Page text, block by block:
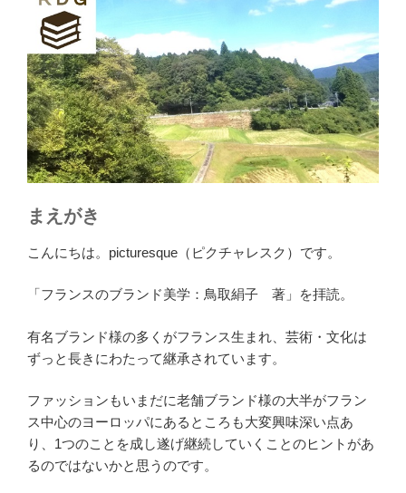
まえがき
こんにちは。picturesque（ピクチャレスク）です。
「フランスのブランド美学：鳥取絹子 著」を拝読。
有名ブランド様の多くがフランス生まれ、芸術・文化は
ずっと長きにわたって継承されています。
ファッションもいまだに老舗ブランド様の大半がフラン
ス中心のヨーロッパにあるところも大変興味深い点あ
り、1つのことを成し遂げ継続していくことのヒントがあ
るのではないかと思うのです。